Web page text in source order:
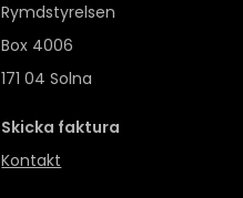
Rymdstyrelsen
Box 4006
171 04 Solna
Skicka faktura
Kontakt